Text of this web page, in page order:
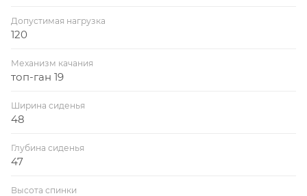
Допустимая нагрузка
120
Механизм качания
топ-ган 19
Ширина сиденья
48
Глубина сиденья
47
Высота спинки